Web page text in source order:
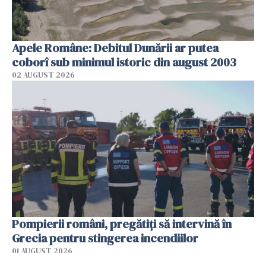
Apele Române: Debitul Dunării ar putea
coborî sub minimul istoric din august 2003
02 AUGUST 2026
Pompierii români, pregătiţi să intervină în
Grecia pentru stingerea incendiilor
01 AUGUST 2026